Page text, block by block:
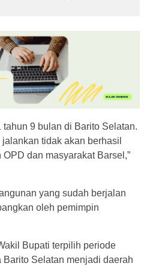
9 bulan di Barito Selatan.
tidak akan berhasil
dan masyarakat Barsel,”
yang sudah berjalan
oleh pemimpin
Bupati terpilih periode
Selatan menjadi daerah